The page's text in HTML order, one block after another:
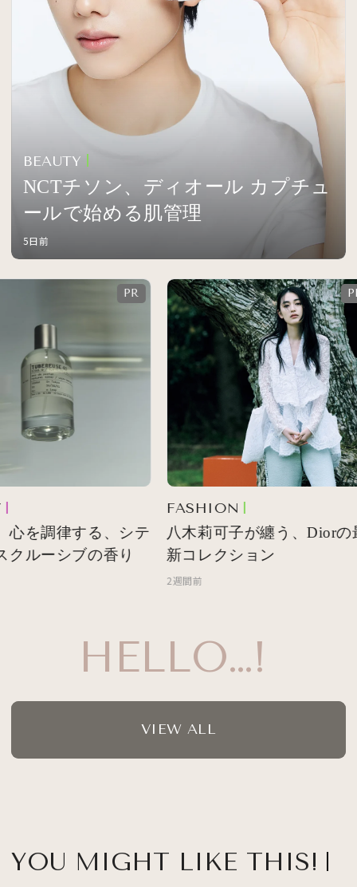
BEAUTY
NCTチソン、ディオール カプチュ
ールで始める肌管理
5日前
HELLO…!
を調律する、シテ
ルーシブの香り
FASHION
八木莉可子が纏う、Diorの最
新コレクション
2週間前
VIEW ALL
YOU MIGHT LIKE THIS!